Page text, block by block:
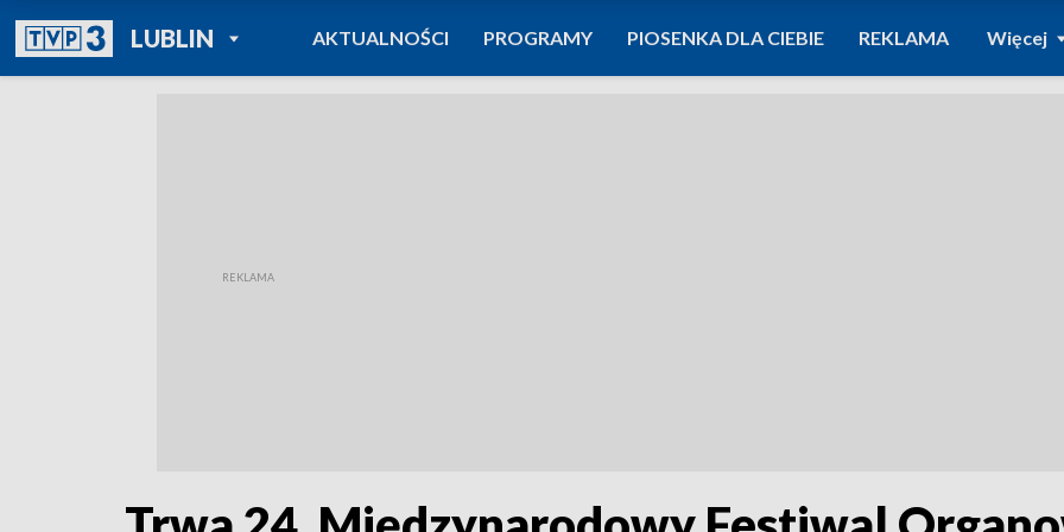
LUBLINPOWRÓT DO
TVP REGIONY
AKTUALNOŚCI PROGRAMY PIOSENKA DLA CIEBIE REKLAMA Więcej